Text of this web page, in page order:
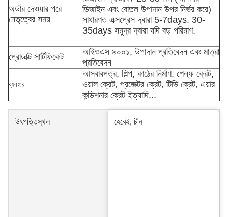
অর্ডার দেওয়ার পরে
নেতৃত্বের সময়
ডিজাইন এবং বোতল উপাদান উপর নির্ভর করে)
সাধারণত এক্সপ্রেস দ্বারা 5-7days. 30-
35days সমুদ্র দ্বারা যদি বড় পরিমাণ.
প্রোডাক্ট সার্টিফিকেট
আইওএস ৯০০১, উপাদান প্রতিবেদন এবং মাত্রা
প্রতিবেদন
ব্যবহার
আসবাবপত্র, শিল্প, কাঠের নির্মাণ, শেল্ফ ক্রেট,
ওয়াল ক্রেট, প্রজেক্টর ক্রেট, টিভি ক্রেট, এয়ার
কন্ডিশনার ক্রেট ইত্যাদি...
উৎপত্তিস্থল হেবেই, চীন